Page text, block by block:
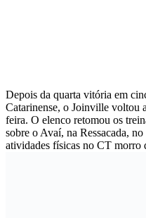
Depois da quarta vitória em
Catarinense, o Joinville voltou
feira. O elenco retomou os
sobre o Avaí, na Ressacada,
atividades físicas no CT morro